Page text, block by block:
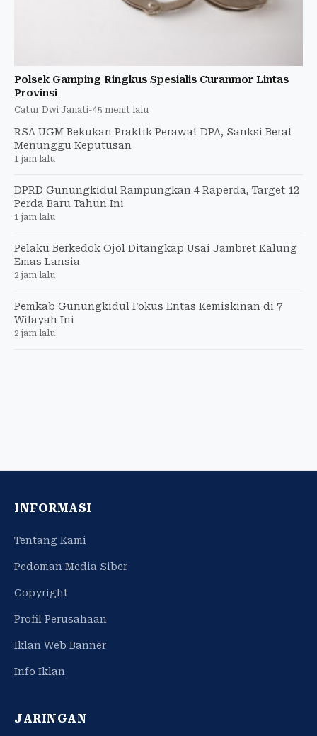
Polsek Gamping Ringkus Spesialis Curanmor Lintas
Provinsi
Catur Dwi Janati-45 menit lalu
RSA UGM Bekukan Praktik Perawat DPA, Sanksi Berat
Menunggu Keputusan
1 jam lalu
DPRD Gunungkidul Rampungkan 4 Raperda, Target 12
Perda Baru Tahun Ini
1 jam lalu
Pelaku Berkedok Ojol Ditangkap Usai Jambret Kalung
Emas Lansia
2 jam lalu
Pemkab Gunungkidul Fokus Entas Kemiskinan di 7
Wilayah Ini
2 jam lalu
INFORMASI
Tentang Kami
Pedoman Media Siber
Copyright
Profil Perusahaan
Iklan Web Banner
Info Iklan
JARINGAN